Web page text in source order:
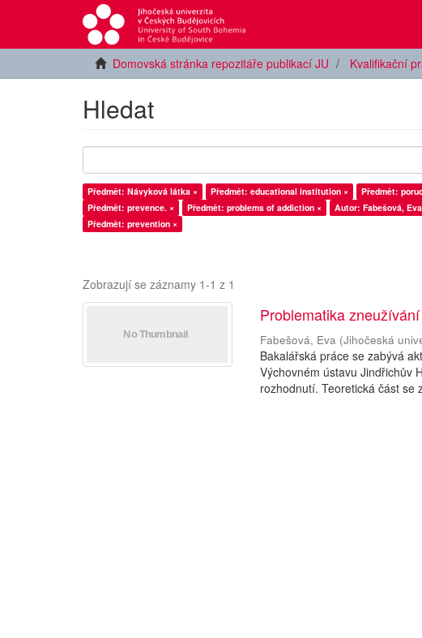
Domovská stránka repozitáře publikací JU Kvalifikační
Hledat
Předmět: Návyková látka × Předmět: educational institution × Předmět:
Předmět: prevence. ×
Předmět: problems of addiction × Autor: Fabešová,
Předmět: prevention ×
Zobrazují se záznamy 1-1 z 1
Problematika
Fabešová, Eva (Jihočeská
Bakalářská práce se zabývá
Výchovném ústavu Jindřichův
rozhodnutí. Teoretická část se